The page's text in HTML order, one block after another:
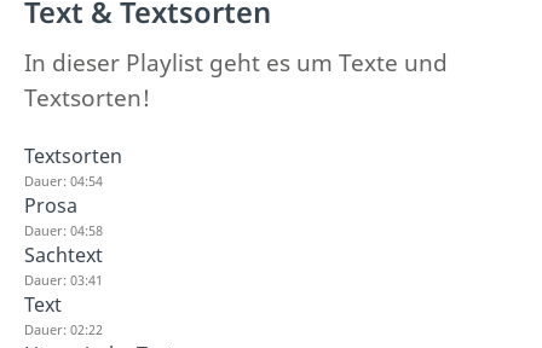
Text & Textsorten
In dieser Playlist geht es um Texte und
Textsorten!
Textsorten
Dauer: 04:54
Prosa
Dauer: 04:58
Sachtext
Dauer: 03:41
Text
Dauer: 02:22